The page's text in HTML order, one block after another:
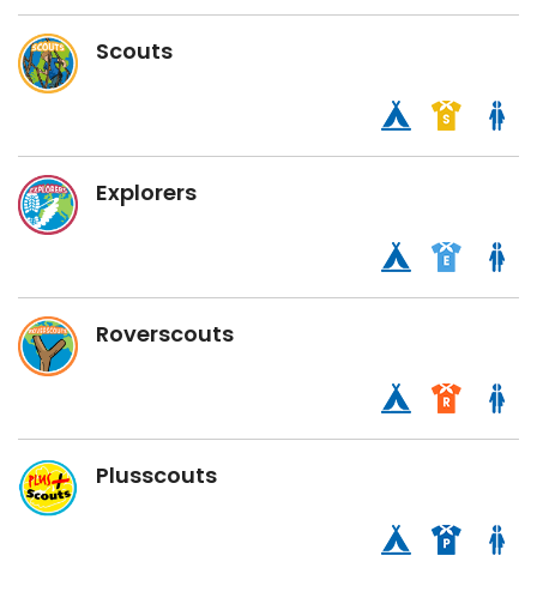
Scouts
Explorers
Roverscouts
Plusscouts